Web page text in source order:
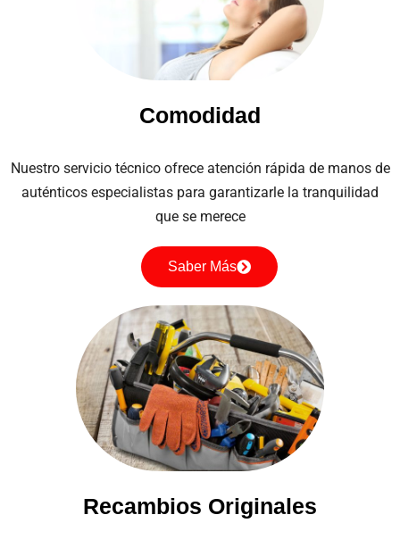
Comodidad
Nuestro servicio técnico ofrece atención rápida de manos de
auténticos especialistas para garantizarle la tranquilidad
que se merece
Saber Más
Recambios Originales